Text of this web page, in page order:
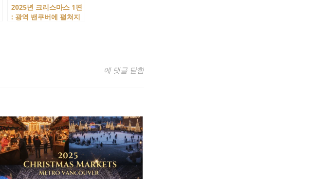
2025년 크리스마스 1편
: 광역 밴쿠버에 펼쳐지
2025년 크리스마스 3편 : 밴쿠버 가족 추천 크리스마스 공연 BEST
에 댓글 닫힘